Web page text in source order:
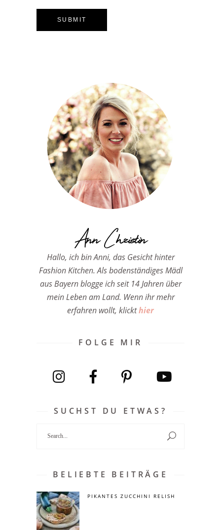
Ann Christin
Hallo, ich bin Anni, das Gesicht hinter
Fashion Kitchen. Als bodenständiges Mädl
aus Bayern blogge ich seit 14 Jahren über
mein Leben am Land. Wenn ihr mehr
erfahren wollt, klickthier
FOLGE MIR
SUCHST DU ETWAS?
BELIEBTE BEITRÄGE
PIKANTES ZUCCHINI RELISH